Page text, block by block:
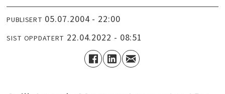
PUBLISERT 05.07.2004 - 22:00
SIST OPPDATERT 22.04.2022 - 08:51